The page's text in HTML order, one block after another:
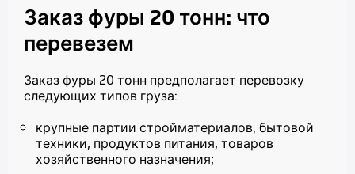
Заказ фуры 20 тонн: что
перевезем
Заказ фуры 20 тонн предполагает перевозку
следующих типов груза:
крупные партии стройматериалов, бытовой
техники, продуктов питания, товаров
хозяйственного назначения;